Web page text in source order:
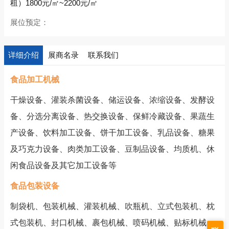
租）1800元/㎡~2200元/㎡
展位预定：
详细介绍 展商名录 联系我们
食品加工机械
干燥设备、灌装杀菌设备、储运设备、浓缩设备、发酵设
备、分选分离设备、热交换设备、保鲜冷藏设备、果蔬生
产设备、饮料加工设备、饼干加工设备、乳品设备、糖果
及巧克力设备、肉类加工设备、豆制品设备、均质机、休
闲食品设备及其它加工设备等
食品包装设备
制袋机、包装机械、灌装机械、吹瓶机、立式包装机、枕
式包装机、封口机械、裹包机械、喷码机械、贴标机械、